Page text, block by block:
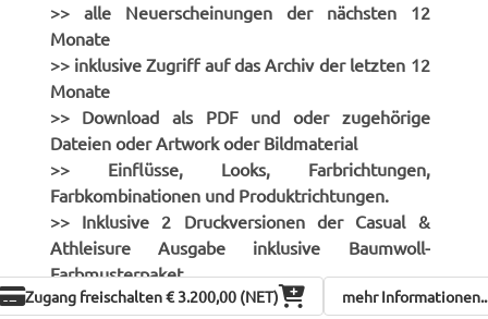
>> alle Neuerscheinungen der nächsten 12
Monate
>> inklusive Zugriff auf das Archiv der letzten 12
Monate
>> Download als PDF und oder zugehörige
Dateien oder Artwork oder Bildmaterial
>> Einflüsse, Looks, Farbrichtungen,
Farbkombinationen und Produktrichtungen.
>> Inklusive 2 Druckversionen der Casual &
Athleisure Ausgabe inklusive Baumwoll-
Farbmusterpaket
Zugang freischalten€ 3.200,00 (NET) mehr